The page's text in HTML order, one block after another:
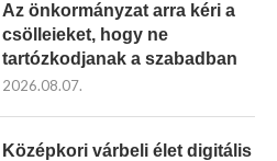
Az önkormányzat arra kéri a
csölleieket, hogy ne
tartózkodjanak a szabadban
2026.08.07.
Középkori várbeli élet digitális